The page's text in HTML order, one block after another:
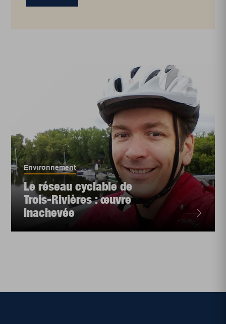
Environnement
Le réseau cyclable de
Trois-Rivières : œuvre
inachevée